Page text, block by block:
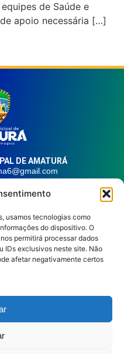
usamos tecnologias como
do dispositivo. O
permitirá processar dados
IDs exclusivos neste site. Não
afetar negativamente certos
de Saúde e
apoio necessária […]
DE AMATURÁ
Centro | Amaturá – AM
08:00 às 14:00.